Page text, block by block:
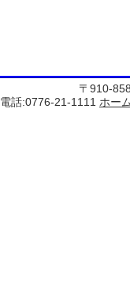
〒910-
電話:0776-21-1111 ホー